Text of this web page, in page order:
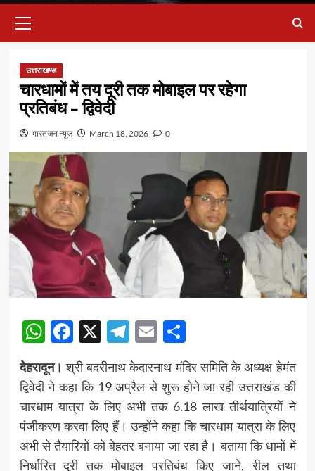
Menu
उत्तराखण्ड
चारधामों में तय दूरी तक मोबाइल पर रहेगा
प्रतिबंध – द्विवेदी
भारतजन न्यूज़ March 18, 2026 0
WhatsApp
Facebook
X Telegram
EmailShare
देहरादून। श्री बदरीनाथ केदारनाथ मंदिर समिति के अध्यक्ष हेमंत
द्विवेदी ने कहा कि 19 अप्रैल से शुरू होने जा रही उत्तराखंड की
चारधाम यात्रा के लिए अभी तक 6.18 लाख तीर्थयात्रियों ने
पंजीकरण करवा लिए हैं। उन्होंने कहा कि चारधाम यात्रा के लिए
अभी से तैयारियों को बेहतर बनाया जा रहा है। बताया कि धामों में
निर्धारित दूरी तक मोबाइल प्रतिबंध किए जाने, रील तथा